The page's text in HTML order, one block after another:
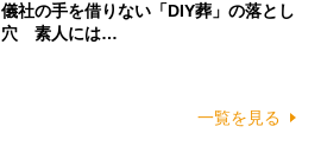
儀社の手を借りない「DIY葬」の落とし
穴 素人には…
一覧を見る